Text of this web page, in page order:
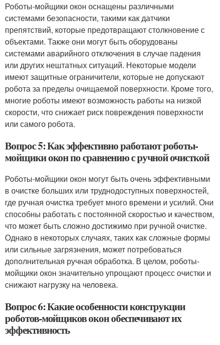
Роботы-мойщики окон оснащены различными
системами безопасности, такими как датчики
препятствий, которые предотвращают столкновение с
объектами. Также они могут быть оборудованы
системами аварийного отключения в случае падения
или других нештатных ситуаций. Некоторые модели
имеют защитные ограничители, которые не допускают
робота за пределы очищаемой поверхности. Кроме того,
многие роботы имеют возможность работы на низкой
скорости, что снижает риск повреждения поверхности
или самого робота.
Вопрос 5: Как эффективно работают роботы-
мойщики окон по сравнению с ручной очисткой
Роботы-мойщики окон могут быть очень эффективными
в очистке больших или труднодоступных поверхностей,
где ручная очистка требует много времени и усилий. Они
способны работать с постоянной скоростью и качеством,
что может быть сложно достижимо при ручной очистке.
Однако в некоторых случаях, таких как сложные формы
или сильные загрязнения, может потребоваться
дополнительная ручная обработка. В целом, роботы-
мойщики окон значительно упрощают процесс очистки и
снижают нагрузку на человека.
Вопрос 6: Какие особенности конструкции
роботов-мойщиков окон обеспечивают их
эффективность